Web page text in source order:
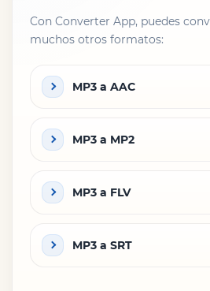
Con Converter App, puedes
muchos otros formatos:
MP3 a AAC
MP3 a MP2
MP3 a FLV
MP3 a SRT